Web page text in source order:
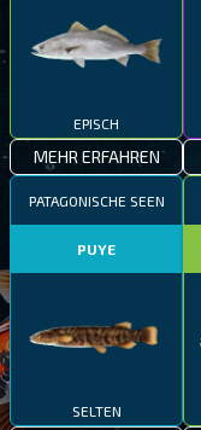
EPISCH
MEHR ERFAHREN
PATAGONISCHE SEEN
PUYE
SELTEN